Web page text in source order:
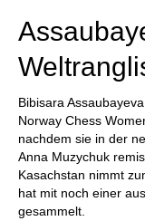
Bibisara
Norway Chess
nachdem sie in der
Anna Muzychuk
Kasachstan nimmt
hat mit noch einer
gesammelt.